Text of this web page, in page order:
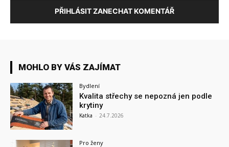
PŘIHLÁSIT ZANECHAT KOMENTÁŘ
MOHLO BY VÁS ZAJÍMAT
Bydlení
Kvalita střechy se nepozná jen podle
krytiny
Katka - 24.7.2026
Pro ženy